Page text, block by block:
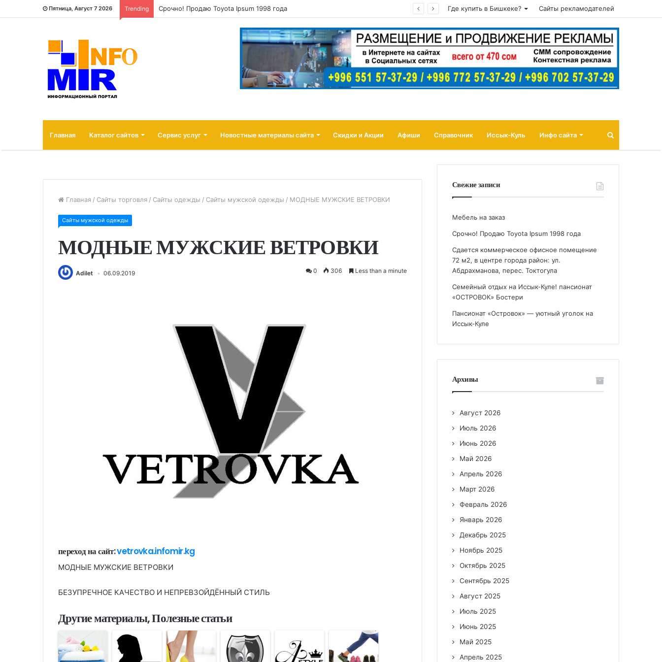
Пятница, Август 7 2026 Trending Срочно! Продаю Toyota Ipsum 1998 года Где купить в Бишкеке? Сайты рекламодателей
Главная Каталог сайтов Сервис услуг Новостные материалы сайта Скидки и Акции Афиши Справочник Иссык-Куль Инфо сайта
Главная / Сайты торговля / Сайты одежды / Сайты мужской одежды / МОДНЫЕ МУЖСКИЕ ВЕТРОВКИ
Сайты мужской одежды
МОДНЫЕ МУЖСКИЕ ВЕТРОВКИ
Adilet 06.09.2019 0 306 Less than a minute
переход на сайт:vetrovka.infomir.kg
МОДНЫЕ МУЖСКИЕ ВЕТРОВКИ
БЕЗУПРЕЧНОЕ КАЧЕСТВО И НЕПРЕВЗОЙДЁННЫЙ СТИЛЬ
Другие материалы, Полезные статьи
Свежие записи
Мебель на заказ
Срочно! Продаю Toyota Ipsum 1998 года
Сдается коммерческое офисное помещение
72 м2, в центре города район: ул.
Абдрахманова, перес. Токтогула
Семейный отдых на Иссык-Куле! пансионат
«ОСТРОВОК» Бостери
Пансионат «Островок» — уютный уголок на
Иссык-Куле
Архивы
Август 2026
Июль 2026
Июнь 2026
Май 2026
Апрель 2026
Март 2026
Февраль 2026
Январь 2026
Декабрь 2025
Ноябрь 2025
Октябрь 2025
Сентябрь 2025
Август 2025
Июль 2025
Июнь 2025
Май 2025
Апрель 2025